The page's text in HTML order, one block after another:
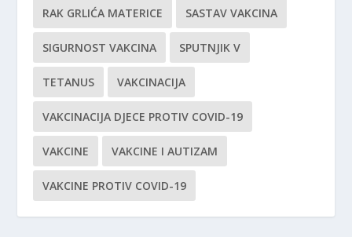
RAK GRLIĆA MATERICE SASTAV VAKCINA
SIGURNOST VAKCINA SPUTNJIK V
TETANUS VAKCINACIJA
VAKCINACIJA DJECE PROTIV COVID-19
VAKCINE VAKCINE I AUTIZAM
VAKCINE PROTIV COVID-19